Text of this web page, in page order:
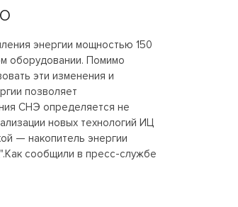
энергии мощностью 150
оборудовании. Помимо
эти изменения и
позволяет
СНЭ определяется не
новых технологий ИЦ
— накопитель энергии
сообщили в пресс-службе